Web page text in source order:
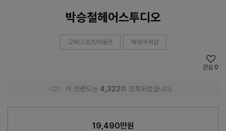
박승철헤어스투디오
교육/스포츠/미용관 헤어/두피샵
관심 0
이 브랜드는 4,322회 조회되었습니다.
19,490만원